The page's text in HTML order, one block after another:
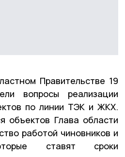
Правительстве 19
вопросы реализации
по линии ТЭК и ЖКХ.
объектов Глава области
работой чиновников и
ставят сроки